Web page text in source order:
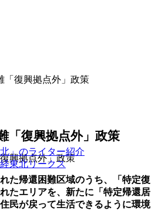
」のライター紹介
東北リークス
「復興拠点外」政策
「復興拠点外」政策
た帰還困難区域のうち、「特定復
たエリアを、新たに「特定帰還居
民が戻って生活できるように環境